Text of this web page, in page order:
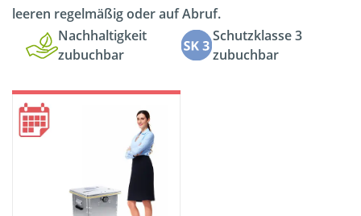
leeren regelmäßig oder auf Abruf.
Nachhaltigkeit
zubuchbar
Schutzklasse 3
zubuchbar